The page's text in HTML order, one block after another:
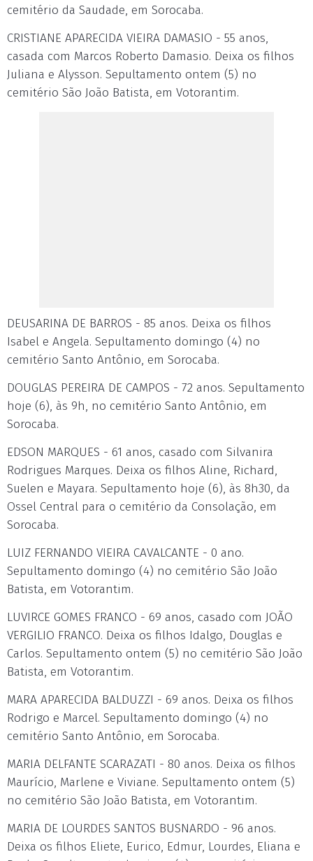
cemitério da Saudade, em Sorocaba.
CRISTIANE APARECIDA VIEIRA DAMASIO - 55 anos,
casada com Marcos Roberto Damasio. Deixa os filhos
Juliana e Alysson. Sepultamento ontem (5) no
cemitério São João Batista, em Votorantim.
DEUSARINA DE BARROS - 85 anos. Deixa os filhos
Isabel e Angela. Sepultamento domingo (4) no
cemitério Santo Antônio, em Sorocaba.
DOUGLAS PEREIRA DE CAMPOS - 72 anos. Sepultamento
hoje (6), às 9h, no cemitério Santo Antônio, em
Sorocaba.
EDSON MARQUES - 61 anos, casado com Silvanira
Rodrigues Marques. Deixa os filhos Aline, Richard,
Suelen e Mayara. Sepultamento hoje (6), às 8h30, da
Ossel Central para o cemitério da Consolação, em
Sorocaba.
LUIZ FERNANDO VIEIRA CAVALCANTE - 0 ano.
Sepultamento domingo (4) no cemitério São João
Batista, em Votorantim.
LUVIRCE GOMES FRANCO - 69 anos, casado com JOÃO
VERGILIO FRANCO. Deixa os filhos Idalgo, Douglas e
Carlos. Sepultamento ontem (5) no cemitério São João
Batista, em Votorantim.
MARA APARECIDA BALDUZZI - 69 anos. Deixa os filhos
Rodrigo e Marcel. Sepultamento domingo (4) no
cemitério Santo Antônio, em Sorocaba.
MARIA DELFANTE SCARAZATI - 80 anos. Deixa os filhos
Maurício, Marlene e Viviane. Sepultamento ontem (5)
no cemitério São João Batista, em Votorantim.
MARIA DE LOURDES SANTOS BUSNARDO - 96 anos.
Deixa os filhos Eliete, Eurico, Edmur, Lourdes, Eliana e